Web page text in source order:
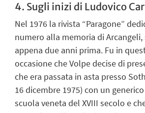
4. Sugli inizi di Ludovico
Nel 1976 la rivista “Paragone”
numero alla memoria di Arcangeli,
appena due anni prima. Fu in
occasione che Volpe decise di
che era passata in asta presso
16 dicembre 1975) con un
scuola veneta del XVIII secolo e